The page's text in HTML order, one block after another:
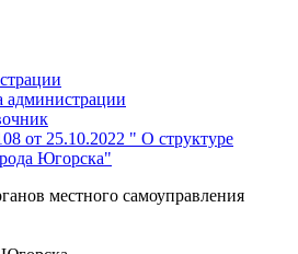
администрации
от 25.10.2022 " О структуре
Югорска"
местного самоуправления